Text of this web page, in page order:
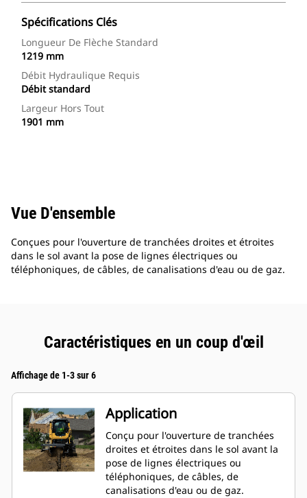
Spécifications Clés
Longueur De Flèche Standard
1219 mm
Débit Hydraulique Requis
Débit standard
Largeur Hors Tout
1901 mm
Vue D'ensemble
Conçues pour l'ouverture de tranchées droites et étroites
dans le sol avant la pose de lignes électriques ou
téléphoniques, de câbles, de canalisations d'eau ou de gaz.
Caractéristiques en un coup d'œil
Affichage de 1-3 sur 6
Application
Conçu pour l'ouverture de tranchées
droites et étroites dans le sol avant la
pose de lignes électriques ou
téléphoniques, de câbles, de
canalisations d'eau ou de gaz.